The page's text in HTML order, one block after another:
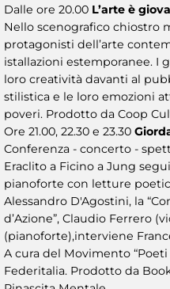
Dalle ore 20.00 L’arte è
Nello scenografico chiostro
protagonisti dell’arte
istallazioni estemporanee. I
loro creatività davanti al
stilistica e le loro emozioni
poveri. Prodotto da Coop
Ore 21.00, 22.30 e 23.30
Conferenza - concerto -
Eraclito a Ficino a Jung
pianoforte con letture
Alessandro D'Agostini, la
d’Azione”, Claudio Ferrero
(pianoforte),interviene
A cura del Movimento “Poeti
Federitalia. Prodotto da